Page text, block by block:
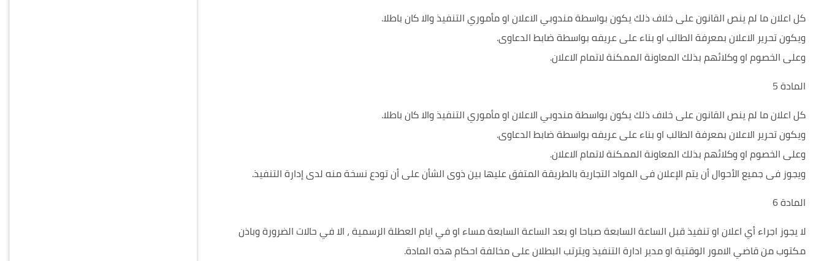
كل اعلان ما لم ينص القانون على خلاف ذلك يكون بواسطة مندوبي الاعلان او مأموري التنفيذ والا كان باطلا.
ويكون تحرير الاعلان بمعرفة الطالب او بناء على عريفه بواسطة ضابط الدعاوى.
وعلى الخصوم او وكلائهم بذلك المعاونة الممكنة لاتمام الاعلان.
المادة 5
كل اعلان ما لم ينص القانون على خلاف ذلك يكون بواسطة مندوبي الاعلان او مأموري التنفيذ والا كان باطلا.
ويكون تحرير الاعلان بمعرفة الطالب او بناء على عريفه بواسطة ضابط الدعاوى.
وعلى الخصوم او وكلائهم بذلك المعاونة الممكنة لاتمام الاعلان.
ويجوز فى جميع الأحوال أن يتم الإعلان فى المواد التجارية بالطريقة المتفق عليها بين ذوى الشأن على أن تودع نسخة منه لدى إدارة التنفيذ.
المادة 6
لا يجوز اجراء أي اعلان او تنفيذ قبل الساعة السابعة صباحا او بعد الساعة السابعة مساء او في ايام العطلة الرسمية ، الا في حالات الضرورة وباذن
مكتوب من قاضي الامور الوقتية او مدير ادارة التنفيذ ويترتب البطلان على مخالفة احكام هذه المادة.